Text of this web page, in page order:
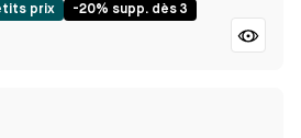
prix -20% supp. dès 3